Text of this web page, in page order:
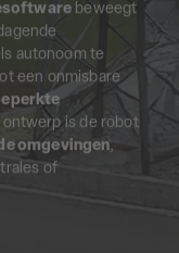
beweegt
autonoom te
een onmisbare
ontwerp is de robot
omgevingen,
of